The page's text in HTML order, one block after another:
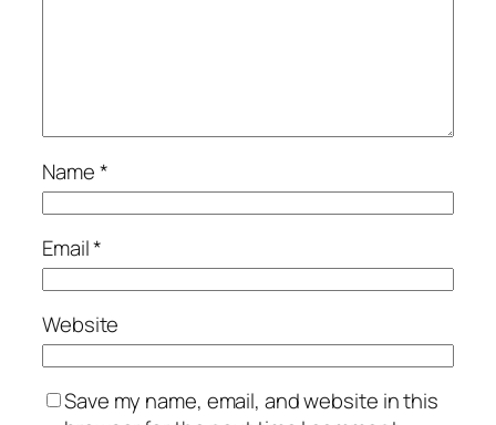
Name*
Email*
Website
Save my name, email, and website in this